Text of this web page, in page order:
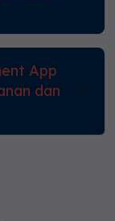
App
dan